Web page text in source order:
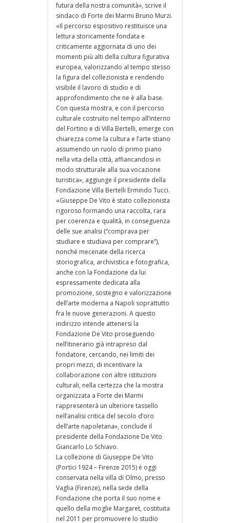
futura della nostra comunità», scrive il
sindaco di Forte dei Marmi Bruno Murzi.
«Il percorso espositivo restituisce una
lettura storicamente fondata e
criticamente aggiornata di uno dei
momenti più alti della cultura figurativa
europea, valorizzando al tempo stesso
la figura del collezionista e rendendo
visibile il lavoro di studio e di
approfondimento che ne è alla base.
Con questa mostra, e con il percorso
culturale costruito nel tempo all’interno
del Fortino e di Villa Bertelli, emerge con
chiarezza come la cultura e l’arte stiano
assumendo un ruolo di primo piano
nella vita della città, affiancandosi in
modo strutturale alla sua vocazione
turistica», aggiunge il presidente della
Fondazione Villa Bertelli Ermindo Tucci.
«Giuseppe De Vito è stato collezionista
rigoroso formando una raccolta, rara
per coerenza e qualità, in conseguenza
delle sue analisi (“comprava per
studiare e studiava per comprare”),
nonché mecenate della ricerca
storiografica, archivistica e fotografica,
anche con la Fondazione da lui
espressamente dedicata alla
promozione, sostegno e valorizzazione
dell’arte moderna a Napoli soprattutto
fra le nuove generazioni. A questo
indirizzo intende attenersi la
Fondazione De Vito proseguendo
nell’itinerario già intrapreso dal
fondatore, cercando, nei limiti dei
propri mezzi, di incentivare la
collaborazione con altre istituzioni
culturali, nella certezza che la mostra
organizzata a Forte dei Marmi
rappresenterà un ulteriore tassello
nell’analisi critica del secolo d’oro
dell’arte napoletana», conclude il
presidente della Fondazione De Vito
Giancarlo Lo Schiavo.
La collezione di Giuseppe De Vito
(Portici 1924 – Firenze 2015) è oggi
conservata nella villa di Olmo, presso
Vaglia (Firenze), nella sede della
Fondazione che porta il suo nome e
quello della moglie Margaret, costituita
nel 2011 per promuovere lo studio